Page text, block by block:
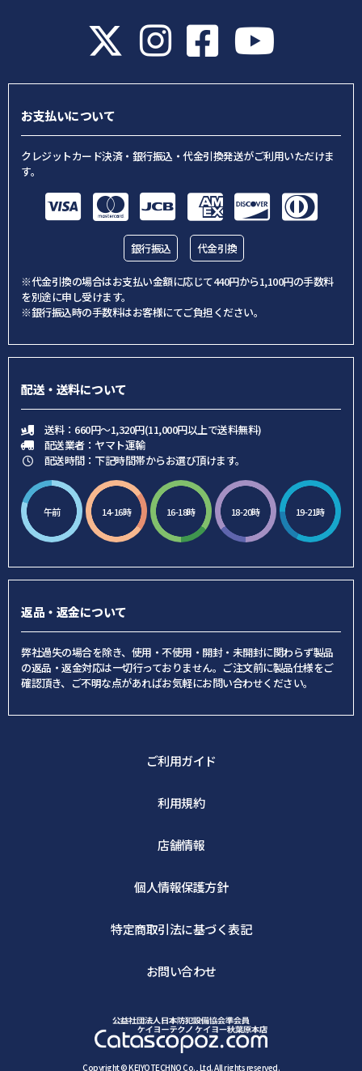
お支払いについて
クレジットカード決済・銀行振込・代金引換発送がご利用いただけま
す。
銀行振込 代金引換
※代金引換の場合はお支払い金額に応じて440円から1,100円の手数料
を別途に申し受けます。
※銀行振込時の手数料はお客様にてご負担ください。
配送・送料について
送料：660円～1,320円(11,000円以上で送料無料)
配送業者：ヤマト運輸
配送時間：下記時間帯からお選び頂けます。
午前 14-16時 16-18時 18-20時 19-21時
返品・返金について
弊社過失の場合を除き、使用・不使用・開封・未開封に関わらず製品
の返品・返金対応は一切行っておりません。ご注文前に製品仕様をご
確認頂き、ご不明な点があればお気軽にお問い合わせください。
ご利用ガイド
利用規約
店舗情報
個人情報保護方針
特定商取引法に基づく表記
お問い合わせ
Copyright © KEIYOTECHNO Co., Ltd. All rights reserved.